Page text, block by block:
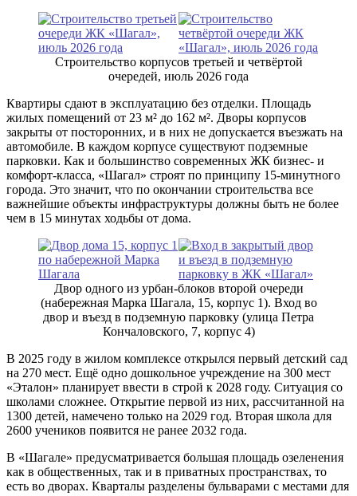
Строительство корпусов третьей и четвёртой
очередей, июль 2026 года
Квартиры сдают в эксплуатацию без отделки. Площадь
жилых помещений от 23 м² до 162 м². Дворы корпусов
закрыты от посторонних, и в них не допускается въезжать на
автомобиле. В каждом корпусе существуют подземные
парковки. Как и большинство современных ЖК бизнес- и
комфорт-класса, «Шагал» строят по принципу 15-минутного
города. Это значит, что по окончании строительства все
важнейшие объекты инфраструктуры должны быть не более
чем в 15 минутах ходьбы от дома.
Двор одного из урбан-блоков второй очереди
(набережная Марка Шагала, 15, корпус 1). Вход во
двор и въезд в подземную парковку (улица Петра
Кончаловского, 7, корпус 4)
В 2025 году в жилом комплексе открылся первый детский сад
на 270 мест. Ещё одно дошкольное учреждение на 300 мест
«Эталон» планирует ввести в строй к 2028 году. Ситуация со
школами сложнее. Открытие первой из них, рассчитанной на
1300 детей, намечено только на 2029 год. Вторая школа для
2600 учеников появится не ранее 2032 года.
В «Шагале» предусматривается большая площадь озеленения
как в общественных, так и в приватных пространствах, то
есть во дворах. Кварталы разделены бульварами с местами для